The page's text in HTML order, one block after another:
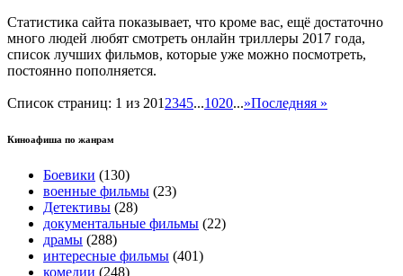
Статистика сайта показывает, что кроме вас, ещё достаточно
много людей любят смотреть онлайн триллеры 2017 года,
список лучших фильмов, которые уже можно посмотреть,
постоянно пополняется.
Список страниц: 1 из 201 2345...1020...»Последняя »
Киноафиша по жанрам
Боевики (130)
военные фильмы (23)
Детективы (28)
документальные фильмы (22)
драмы (288)
интересные фильмы (401)
комедии (248)